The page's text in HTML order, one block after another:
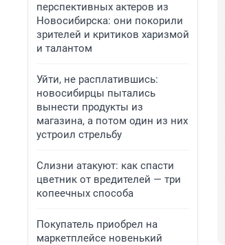
перспективных актеров из
Новосибирска: они покорили
зрителей и критиков харизмой
и талантом
Уйти, не расплатившись:
новосибирцы пытались
вынести продукты из
магазина, а потом один из них
устроил стрельбу
Слизни атакуют: как спасти
цветник от вредителей — три
копеечных способа
Покупатель приобрел на
маркетплейсе новенький